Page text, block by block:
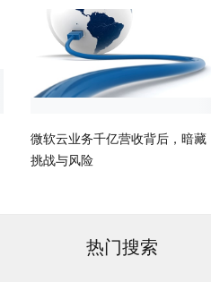
微软云业务千亿营收背后，暗藏
挑战与风险
热门搜索